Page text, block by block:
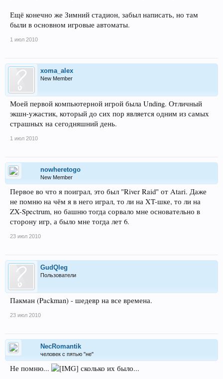
Ещё конечно же Зимний стадион, забыл написать, но там
были в основном игровые автоматы.
1 июл 2010
xoma_alex
New Member
Моей первой компьютерной игрой была Unding. Отличный
экшн-ужастик, который до сих пор является одним из самых
страшных на сегодняшний день.
1 июл 2010
nowheretogo
New Member
Первое во что я поиграл, это был "River Raid" от Atari. Даже
не помню на чём я в него играл, то ли на XT-шке, то ли на
ZX-Spectrum, но башню тогда сорвало мне основательно в
сторону игр, а было мне тогда лет 6.
23 июл 2010
GudQleg
Пользователи
Пакман (Packman) - шедевр на все времена.
23 июл 2010
NecRomantik
человек с пятью "не"
Не помню... сколько их было...